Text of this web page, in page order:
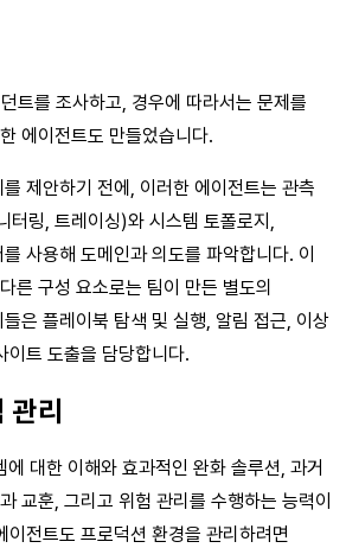
트를 조사하고, 경우에 따라서는 문제를
에이전트도 만들었습니다.
제안하기 전에, 이러한 에이전트는 관측
터링, 트레이싱)와 시스템 토폴로지,
사용해 도메인과 의도를 파악합니다. 이
른 구성 요소로는 팀이 만든 별도의
은 플레이북 탐색 및 실행, 알림 접근, 이상
이트 도출을 담당합니다.
관리
대한 이해와 효과적인 완화 솔루션, 과거
교훈, 그리고 위험 관리를 수행하는 능력이
전트도 프로덕션 환경을 관리하려면